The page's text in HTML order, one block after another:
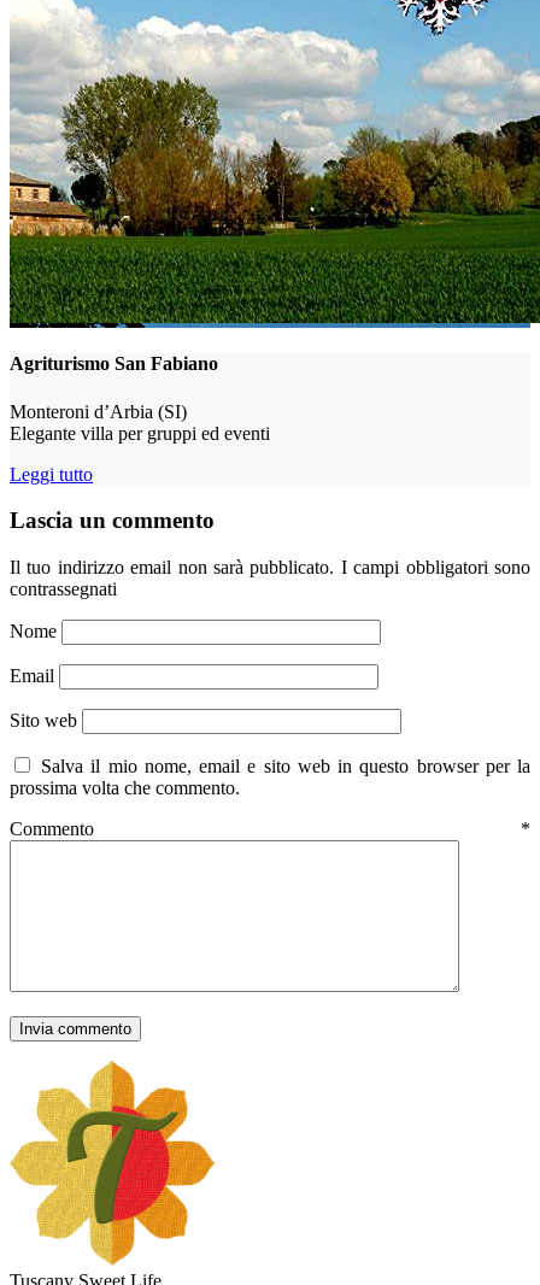
Agriturismo San Fabiano
Monteroni d’Arbia (SI)
Elegante villa per gruppi ed eventi
Leggi tutto
Lascia un commento
Il tuo indirizzo email non sarà pubblicato. I campi obbligatori sono
contrassegnati
Nome
Email
Sito web
Salva il mio nome, email e sito web in questo browser per la
prossima volta che commento.
Commento *
Tuscany Sweet Life